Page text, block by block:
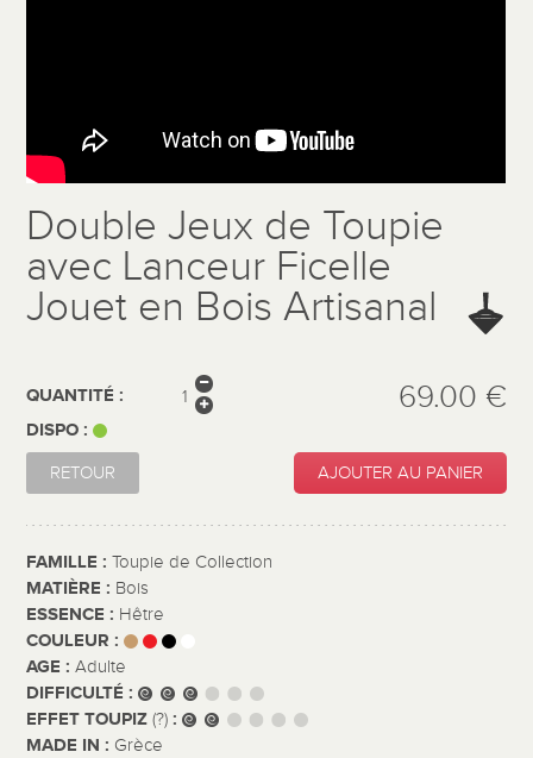
Double Jeux de Toupie
avec Lanceur Ficelle
Jouet en Bois Artisanal
QUANTITÉ :
DISPO :
69.00 €
RETOUR AJOUTER AU PANIER
FAMILLE :Toupie de Collection
MATIÈRE : Bois
ESSENCE : Hêtre
COULEUR :
AGE :Adulte
DIFFICULTÉ :
EFFET TOUPIZ(?) :
MADE IN : Grèce